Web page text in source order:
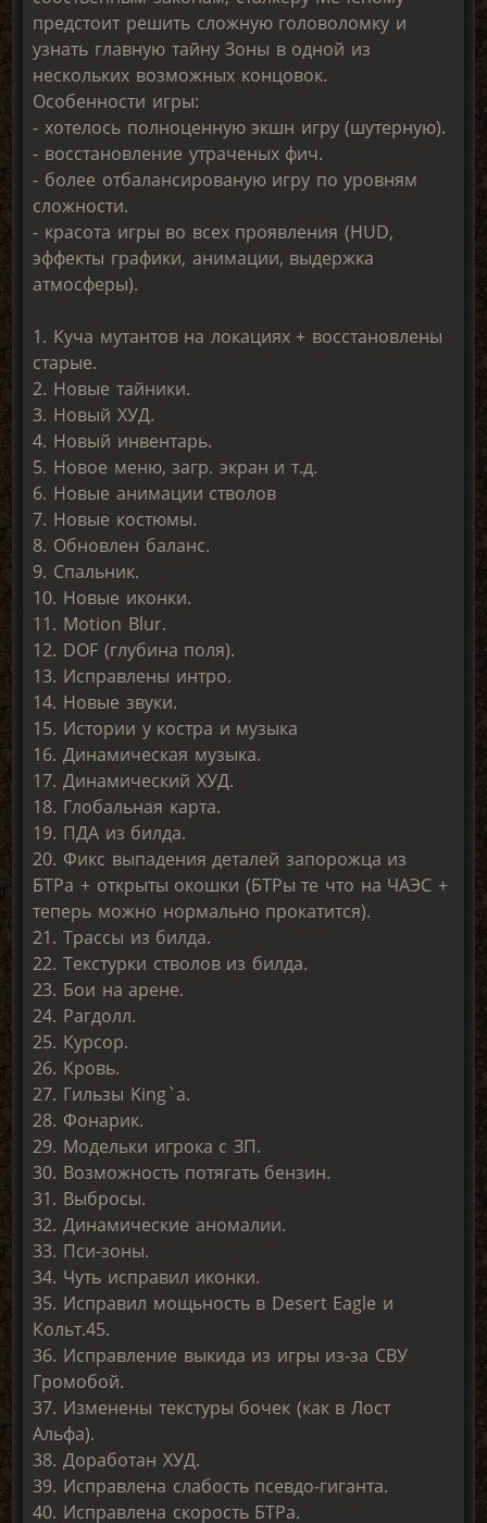
предстоит решить сложную головоломку и
узнать главную тайну Зоны в одной из
нескольких возможных концовок.
Особенности игры:
- хотелось полноценную экшн игру (шутерную).
- восстановление утраченых фич.
- более отбалансированую игру по уровням
сложности.
- красота игры во всех проявления (HUD,
эффекты графики, анимации, выдержка
атмосферы).
1. Куча мутантов на локациях + восстановлены
старые.
2. Новые тайники.
3. Новый ХУД.
4. Новый инвентарь.
5. Новое меню, загр. экран и т.д.
6. Новые анимации стволов
7. Новые костюмы.
8. Обновлен баланс.
9. Спальник.
10. Новые иконки.
11. Motion Blur.
12. DOF (глубина поля).
13. Исправлены интро.
14. Новые звуки.
15. Истории у костра и музыка
16. Динамическая музыка.
17. Динамический ХУД.
18. Глобальная карта.
19. ПДА из билда.
20. Фикс выпадения деталей запорожца из
БТРа + открыты окошки (БТРы те что на ЧАЭС +
теперь можно нормально прокатится).
21. Трассы из билда.
22. Текстурки стволов из билда.
23. Бои на арене.
24. Рагдолл.
25. Курсор.
26. Кровь.
27. Гильзы King`а.
28. Фонарик.
29. Модельки игрока с ЗП.
30. Возможность потягать бензин.
31. Выбросы.
32. Динамические аномалии.
33. Пси-зоны.
34. Чуть исправил иконки.
35. Исправил мощьность в Desert Eagle и
Кольт.45.
36. Исправление выкида из игры из-за СВУ
Громобой.
37. Изменены текстуры бочек (как в Лост
Альфа).
38. Доработан ХУД.
39. Исправлена слабость псевдо-гиганта.
40. Исправлена скорость БТРа.